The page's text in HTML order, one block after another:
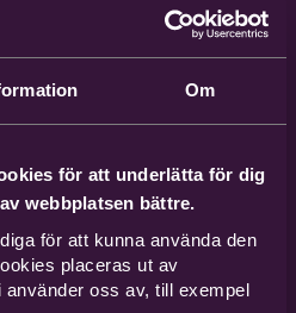
Om
för att underlätta för dig
webbplatsen bättre.
för att kunna använda den
placeras ut av
oss av, till exempel
2026.
har ett ämne
förinspelat
och en
berättelser